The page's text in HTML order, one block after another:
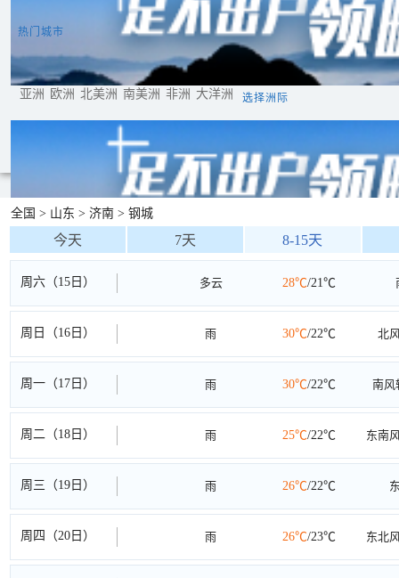
热门城市
曼谷 东京 吉隆坡 新加坡 巴黎 罗马 伦敦 雅典
圣地亚哥
利马 基多 悉尼 奥克兰 苏瓦
选择洲际
亚洲 欧洲 北美洲 南美洲 非洲 大洋洲
全国 > 山东 > 济南 > 钢城
今天 7天 8-15天
周六（15日） 多云 28℃/21℃
周日（16日） 雨 30℃/22℃ 北
周一（17日） 雨 30℃/22℃ 南风
周二（18日） 雨 25℃/22℃ 东南
周三（19日） 雨 26℃/22℃
周四（20日） 雨 26℃/23℃ 东北